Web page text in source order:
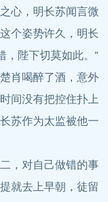
心，明长苏闻言微
个姿势许久，明长
，陛下切莫如此。”
肖喝醉了酒，意外
间没有把控住扑上
苏作为太监被他一
，对自己做错的事
就去上早朝，徒留